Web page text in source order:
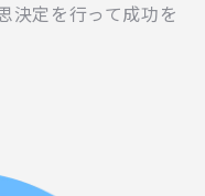
決定を行って成功を